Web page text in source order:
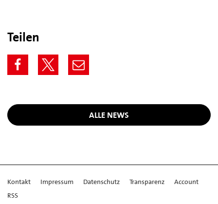
Teilen
ALLE NEWS
Kontakt Impressum Datenschutz Transparenz
Account
RSS